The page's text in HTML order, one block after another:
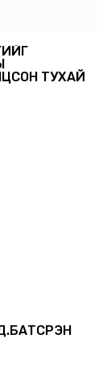
ТУХАЙ